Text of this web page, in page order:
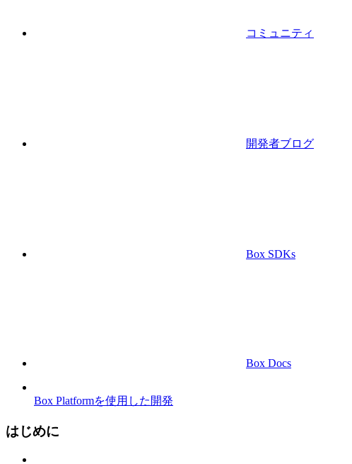
コミュニティ
開発者ブログ
Box SDKs
Box Docs
Box Platformを使用した開発
はじめに